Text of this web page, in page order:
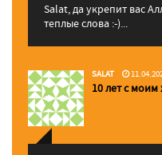
Salat, да укрепит вас
теплые слова :-)...
SALAT
10 лет с